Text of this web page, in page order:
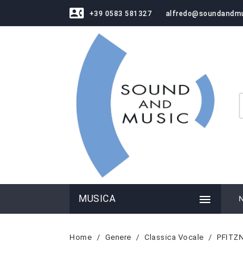
contact_phone +39 0583 581327
MUSICA 
Home Genere Classica Vocale